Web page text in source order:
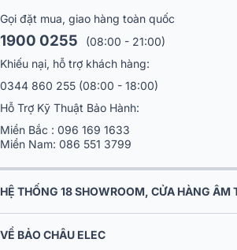
Gọi đặt mua, giao hàng toàn quốc
1900 0255
(08:00 - 21:00)
Khiếu nại, hỗ trợ khách hàng:
0344 860 255 (08:00 - 18:00)
Hỗ Trợ Kỹ Thuật Bảo Hành:
Miền Bắc : 096 169 1633
Miền Nam: 086 551 3799
HỆ THỐNG 18 SHOWROOM, CỬA HÀNG ÂM
VỀ BẢO CHÂU ELEC